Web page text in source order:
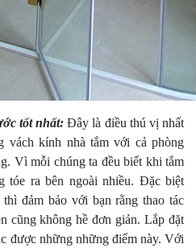
tốt nhất:Đây là điều thú vị nhất
vách kính nhà tắm với cả phòng
Vì mỗi chúng ta đều biết khi tắm
tóe ra bên ngoài nhiều. Đặc biệt
đảm bảo với bạn rằng thao tác
cũng không hề đơn giản. Lắp đặt
được những những điểm này. Với